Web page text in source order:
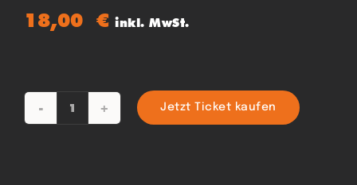
18,00€ inkl. MwSt.
Jetzt Ticket kaufen